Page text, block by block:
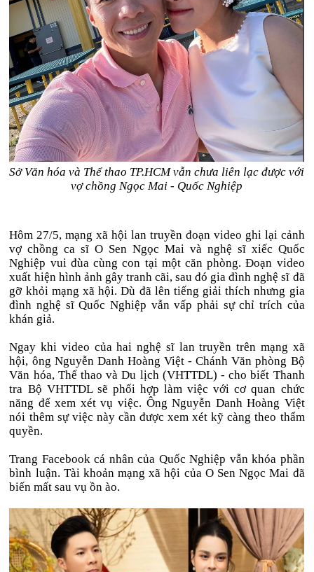
Sở Văn hóa và Thể thao TP.HCM vẫn chưa liên lạc được với
vợ chồng Ngọc Mai - Quốc Nghiệp
Hôm 27/5, mạng xã hội lan truyền đoạn video ghi lại cảnh
vợ chồng ca sĩ O Sen Ngọc Mai và nghệ sĩ xiếc Quốc
Nghiệp vui đùa cùng con tại một căn phòng. Đoạn video
xuất hiện hình ảnh gây tranh cãi, sau đó gia đình nghệ sĩ đã
gỡ khỏi mạng xã hội. Dù đã lên tiếng giải thích nhưng gia
đình nghệ sĩ Quốc Nghiệp vẫn vấp phải sự chỉ trích của
khán giả.
Ngay khi video của hai nghệ sĩ lan truyền trên mạng xã
hội, ông Nguyễn Danh Hoàng Việt - Chánh Văn phòng Bộ
Văn hóa, Thể thao và Du lịch (VHTTDL) - cho biết Thanh
tra Bộ VHTTDL sẽ phối hợp làm việc với cơ quan chức
năng để xem xét vụ việc. Ông Nguyễn Danh Hoàng Việt
nói thêm sự việc này cần được xem xét kỹ càng theo thẩm
quyền.
Trang Facebook cá nhân của Quốc Nghiệp vẫn khóa phần
bình luận. Tài khoản mạng xã hội của O Sen Ngọc Mai đã
biến mất sau vụ ồn ào.